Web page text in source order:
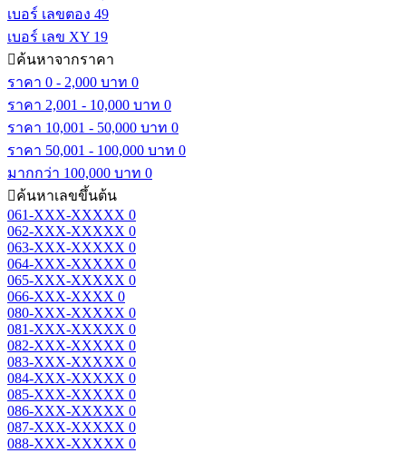
เบอร์ เลขตอง 49
เบอร์ เลข XY 19
ค้นหาจากราคา
ราคา 0 - 2,000 บาท 0
ราคา 2,001 - 10,000 บาท 0
ราคา 10,001 - 50,000 บาท 0
ราคา 50,001 - 100,000 บาท 0
มากกว่า 100,000 บาท 0
ค้นหาเลขขึ้นต้น
061-XXX-XXXXX 0
062-XXX-XXXXX 0
063-XXX-XXXXX 0
064-XXX-XXXXX 0
065-XXX-XXXXX 0
066-XXX-XXXX 0
080-XXX-XXXXX 0
081-XXX-XXXXX 0
082-XXX-XXXXX 0
083-XXX-XXXXX 0
084-XXX-XXXXX 0
085-XXX-XXXXX 0
086-XXX-XXXXX 0
087-XXX-XXXXX 0
088-XXX-XXXXX 0